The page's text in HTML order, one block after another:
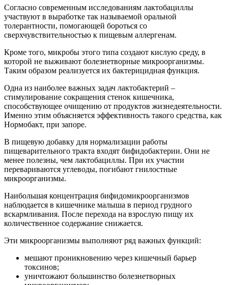
Согласно современным исследованиям лактобациллы
участвуют в выработке так называемой оральной
толерантности, помогающей бороться со
сверхчувствительностью к пищевым аллергенам.
Кроме того, микробы этого типа создают кислую среду, в
которой не выживают болезнетворные микроорганизмы.
Таким образом реализуется их бактерицидная функция.
Одна из наиболее важных задач лактобактерий –
стимулирование сокращения стенок кишечника,
способствующее очищению от продуктов жизнедеятельности.
Именно этим объясняется эффективность такого средства, как
Нормобакт, при запоре.
В пищевую добавку для нормализации работы
пищеварительного тракта входят бифидобактерии. Они не
менее полезны, чем лактобациллы. При их участии
перевариваются углеводы, погибают гнилостные
микроорганизмы.
Наибольшая концентрация бифидомикроорганизмов
наблюдается в кишечнике малыша в период грудного
вскармливания. После перехода на взрослую пищу их
количественное содержание снижается.
Эти микроорганизмы выполняют ряд важных функций:
мешают проникновению через кишечный барьер
токсинов;
уничтожают большинство болезнетворных